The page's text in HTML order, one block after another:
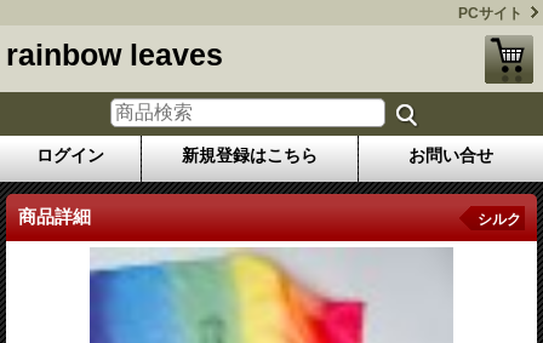
PCサイト
rainbow leaves
ログイン 新規登録はこちら お問い合せ
商品詳細 シルク